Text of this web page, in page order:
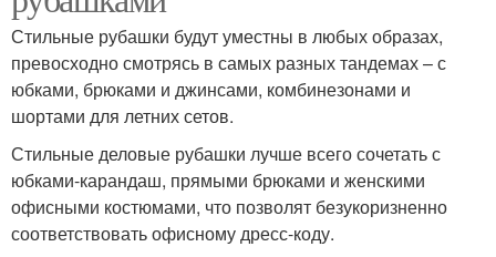
Стильные рубашки будут уместны в любых образах,
превосходно смотрясь в самых разных тандемах – с
юбками, брюками и джинсами, комбинезонами и
шортами для летних сетов.
Стильные деловые рубашки лучше всего сочетать с
юбками-карандаш, прямыми брюками и женскими
офисными костюмами, что позволят безукоризненно
соответствовать офисному дресс-коду.